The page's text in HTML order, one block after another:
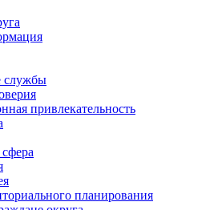
службы
привлекательность
планирования